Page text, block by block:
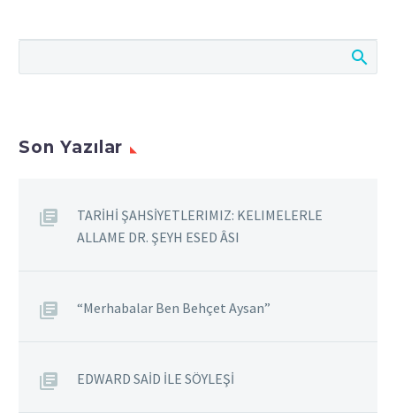
coğrafyadan her manada
her gelişmeye açıktır
dile getirmek zor bir
Haziran ayında Çıngı
Son Yazılar
TARİHİ ŞAHSİYETLERIMIZ: KELIMELERLE
ALLAME DR. ŞEYH ESED ÂSI
“Merhabalar Ben Behçet Aysan”
EDWARD SAİD İLE SÖYLEŞİ